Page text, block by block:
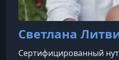
Светлана
Сертифицированный